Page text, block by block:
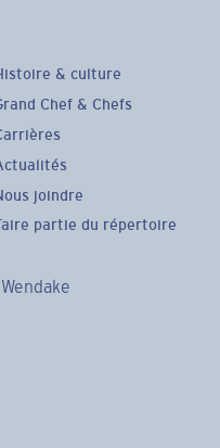
& culture
Chef & Chefs
joindre
partie du répertoire